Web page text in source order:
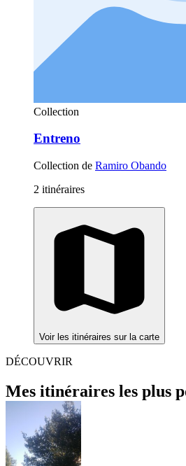
Collection
Entreno
Collection de Ramiro Obando
2 itinéraires
Voir les itinéraires sur la carte
DÉCOUVRIR
Mes itinéraires les plus